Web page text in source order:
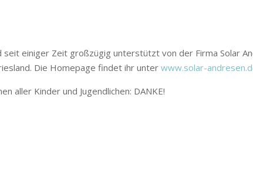
seit einiger Zeit großzügig unterstützt von der Firma Solar
Die Homepage findet ihr unter www.solar-
aller Kinder und Jugendlichen: DANKE!